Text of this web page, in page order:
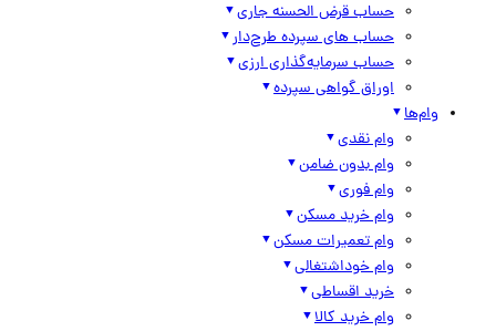
حساب قرض الحسنه جاری
حساب های سپرده طرح‌دار
حساب سرمایه‌گذاری ارزی
اوراق گواهی سپرده
وام‌ها
وام نقدی
وام بدون ضامن
وام فوری
وام خرید مسکن
وام تعمیرات مسکن
وام خوداشتغالی
خرید اقساطی
وام خرید کالا